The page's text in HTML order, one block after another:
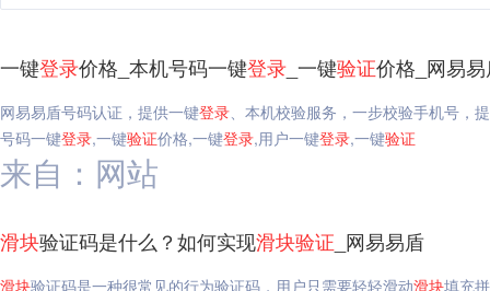
一键登录价格_本机号码一键登录 _一键验证价格_网易
网易易盾号码认证，提供一键登录、本机校验服务，一步校验手机号，
号码一键登录,一键验证价格,一键登录,用户一键登录,一键验证
来自：网站
滑块验证码是什么？如何实现滑块验证 _网易易盾
滑块验证码是一种很常见的行为验证码，用户只需要轻轻滑动滑块填充